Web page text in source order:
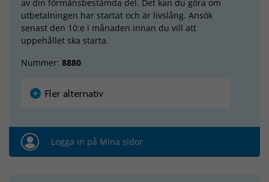
av din förmånsbestämda del. Det kan du göra om
utbetalningen har startat och är livslång. Ansök
senast den 10:e i månaden innan du vill att
uppehållet ska starta.
Nummer: 8880
Fler alternativ
Logga in på Mina sidor